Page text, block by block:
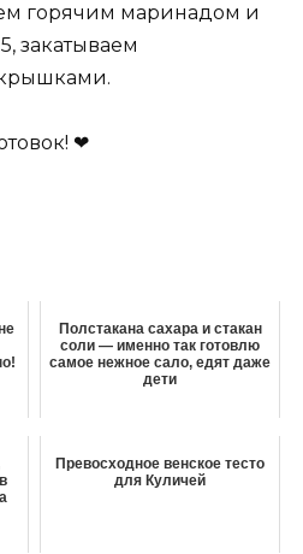
горячим маринадом и
закатываем
❤
Полстакана сахара и стакан
соли — именно так готовлю
самое нежное сало, едят даже
дети
Превосходное венское тесто
для Куличей